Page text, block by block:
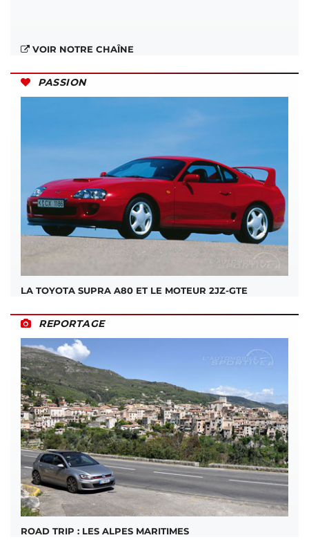
VOIR NOTRE CHAÎNE
PASSION
LA TOYOTA SUPRA A80 ET LE MOTEUR 2JZ-GTE
REPORTAGE
ROAD TRIP : LES ALPES MARITIMES